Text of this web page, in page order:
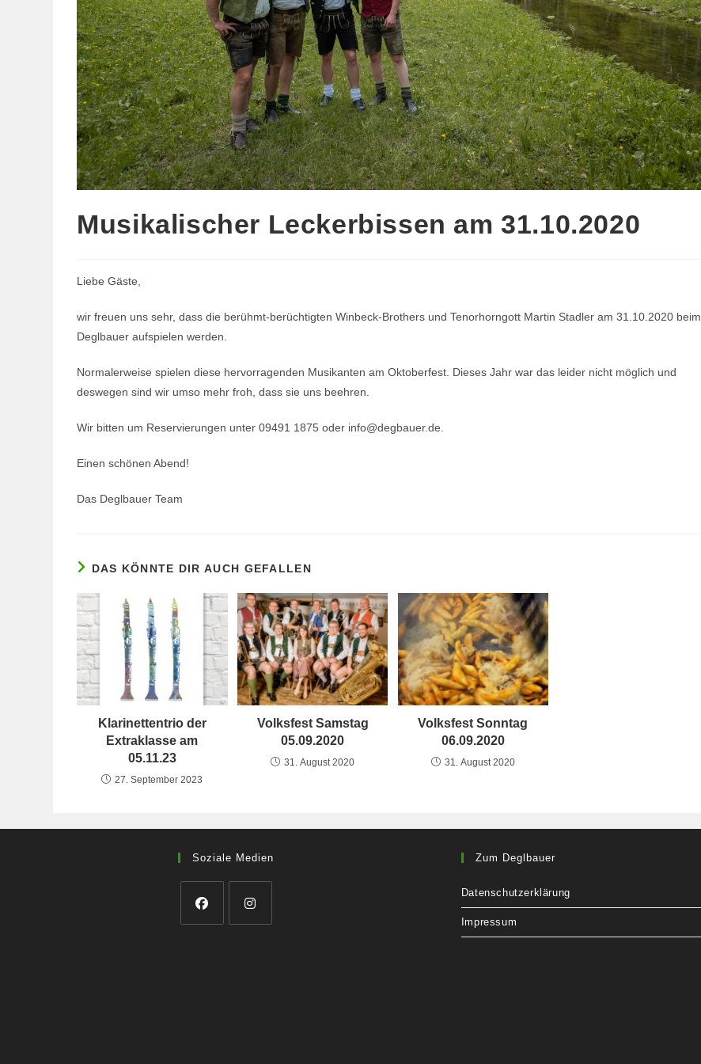
Musikalischer Leckerbissen am 31.10.2020
Liebe Gäste,
wir freuen uns sehr, dass die berühmt-berüchtigten Winbeck-Brothers und Tenorhorngott Martin Stadler am 31.10.2020 beim
Deglbauer aufspielen werden.
Normalerweise spielen diese hervorragenden Musikanten am Oktoberfest. Dieses Jahr war das leider nicht möglich und
deswegen sind wir umso mehr froh, dass sie uns beehren.
Wir bitten um Reservierungen unter 09491 1875 oder info@degbauer.de.
Einen schönen Abend!
Das Deglbauer Team
DAS KÖNNTE DIR AUCH GEFALLEN
Klarinettentrio der
Extraklasse am
05.11.23
27. September 2023
Volksfest Samstag
05.09.2020
31. August 2020
Volksfest Sonntag
06.09.2020
31. August 2020
Soziale Medien Zum Deglbauer
Datenschutzerklärung
Impressum